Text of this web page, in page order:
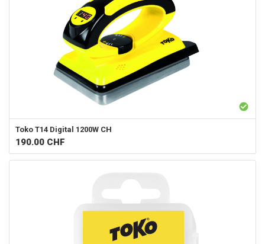
Toko T14 Digital 1200W CH
190.00 CHF